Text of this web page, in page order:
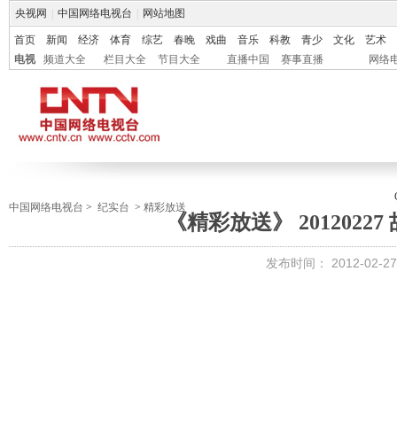
央视网 中国网络电视台 网站地图
首页 新闻 经济 体育 综艺 春晚 戏曲 音乐 科教 青少 文化
艺术
电视
频道大全 栏目大全 节目大全 直播中国 赛事直播 网络
中国网络电视台 > 纪实台 > 精彩放送
《精彩放送》 20120227
发布时间： 2012-02-